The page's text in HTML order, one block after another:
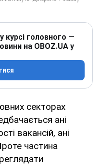
курсі головного —
на OBOZ.UA у
секторах
ані
вакансій, ані
частина